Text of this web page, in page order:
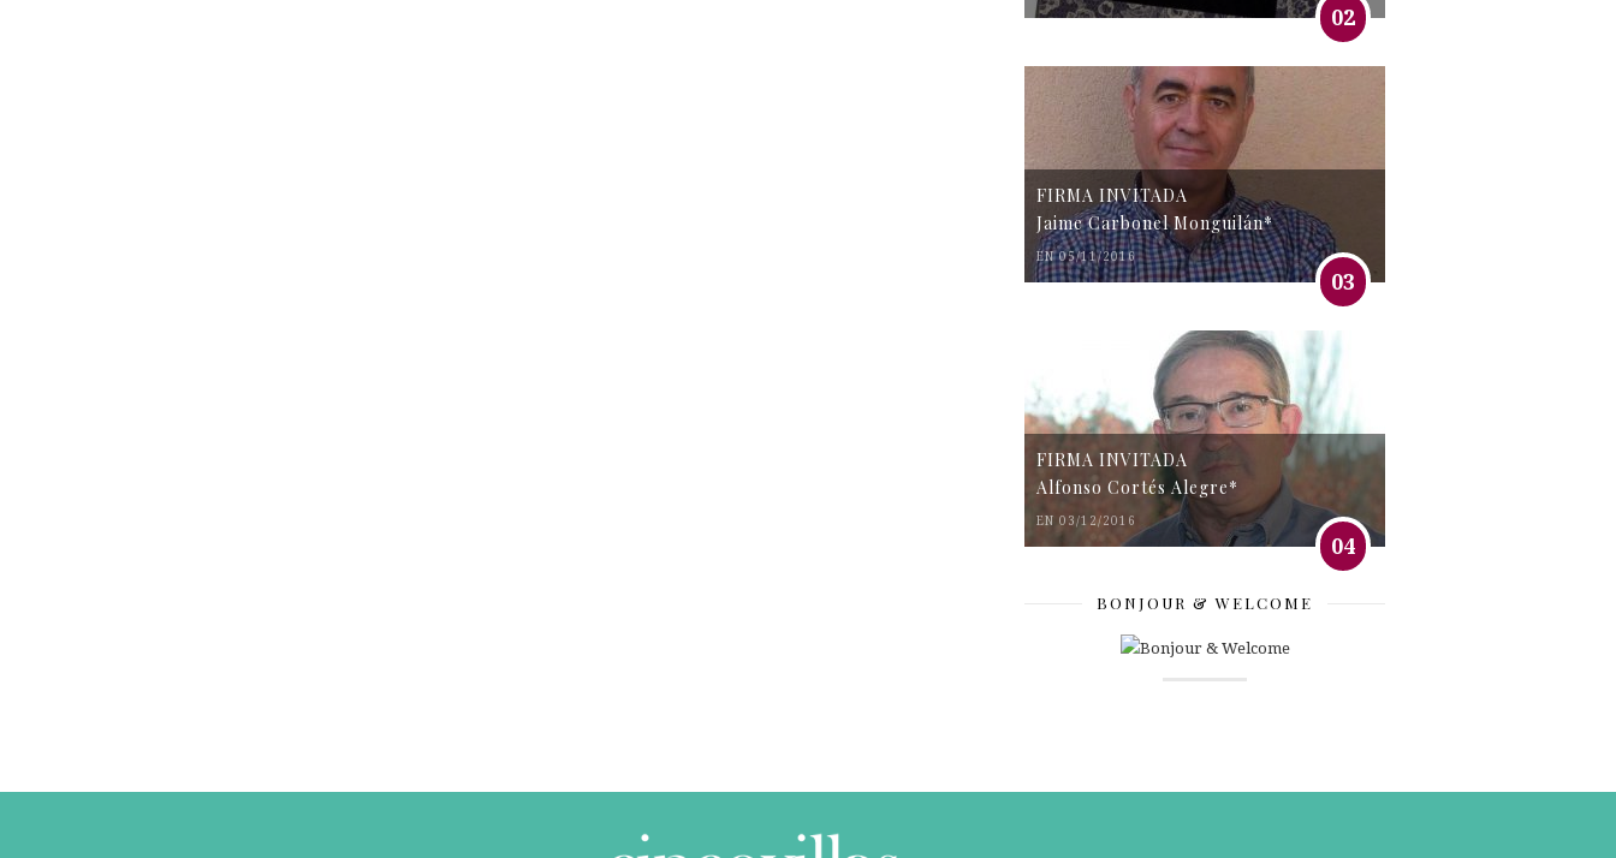
02
FIRMA INVITADA
Jaime Carbonel Monguilán*
EN 05/11/2016
03
FIRMA INVITADA
Alfonso Cortés Alegre*
EN 03/12/2016
04
BONJOUR & WELCOME